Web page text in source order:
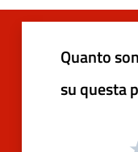
Quanto
su questa